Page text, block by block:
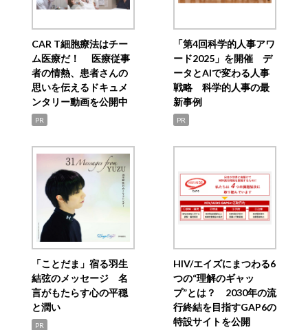
CAR T細胞療法はチー
ム医療だ！ 医療従事
者の情熱、患者さんの
思いを伝えるドキュメ
ンタリー動画を公開中
PR
「第4回科学的人事アワ
ード2025」を開催 デ
ータとAIで変わる人事
戦略 科学的人事の最
新事例
PR
「ことだま」宿る羽生
結弦のメッセージ 名
言がもたらす心の平穏
と潤い
PR
HIV/エイズにまつわる6
つの“理解のギャッ
プ”とは？ 2030年の流
行終結を目指すGAP6の
特設サイトを公開